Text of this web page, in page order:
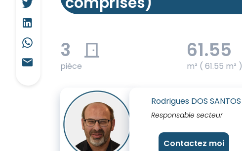
3
pièce
61.55
m² ( 61.55 m² )
Rodrigues DOS SANTOS
Responsable secteur
Contactez moi